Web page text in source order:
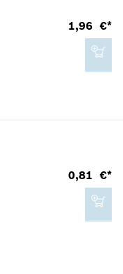
no
compra
pieza
no
compra
1,96 €*
pieza
0,81 €*